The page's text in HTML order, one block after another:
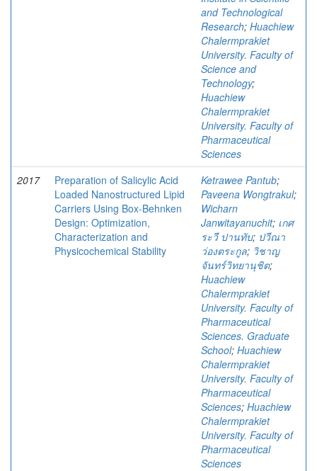
and Technological
Research; Huachiew
Chalermprakiet
University. Faculty of
Science and
Technology;
Huachiew
Chalermprakiet
University. Faculty of
Pharmaceutical
Sciences
2017
Preparation of Salicylic Acid
Loaded Nanostructured Lipid
Carriers Using Box-Behnken
Design: Optimization,
Characterization and
Physicochemical Stability
Ketrawee Pantub;
Paveena Wongtrakul;
Wicharn
Janwitayanuchit; เกศ
ระวี ปานทับ; ปวีณา
ว่องตระกูล; วิชาญ
จันทร์วิทยานุชิต;
Huachiew
Chalermprakiet
University. Faculty of
Pharmaceutical
Sciences. Graduate
School; Huachiew
Chalermprakiet
University. Faculty of
Pharmaceutical
Sciences; Huachiew
Chalermprakiet
University. Faculty of
Pharmaceutical
Sciences